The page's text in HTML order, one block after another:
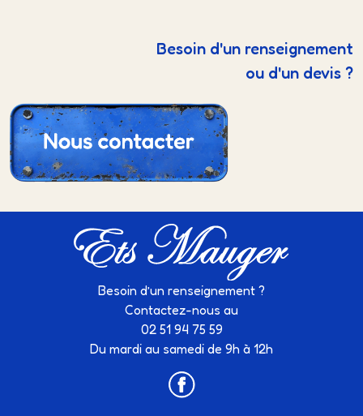
Besoin d'un renseignement
ou d'un devis ?
Besoin d’un renseignement ?
Contactez-nous au
02 51 94 75 59
Du mardi au samedi de 9h à 12h